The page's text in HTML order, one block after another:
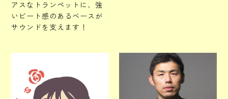
アスなトランペットに、強
いビート感のあるベースが
サウンドを支えます！